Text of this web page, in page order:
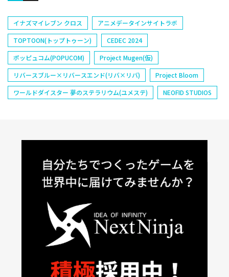
イナズマイレブン クロス
アニメデータインサイトラボ
TOPTOON(トップトゥーン)
CEDEC 2024
ポッピュコム(POPUCOM)
Project Mugen(仮)
リバースブルー×リバースエンド(リバ×リバ)
Project Bloom
ワールドダイスター 夢のステラリウム(ユメステ)
NEOFID STUDIOS